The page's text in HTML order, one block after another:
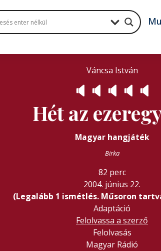
Váncsa István
🔈 🔈 🔈 🔈 🔈
Hét az
Magyar hangjáték
Birka
82 perc
2004. június 22.
(Legalább 1 ismétlés. Műsoron
Adaptáció
Felolvassa a szerző
Felolvasás
Magyar Rádió